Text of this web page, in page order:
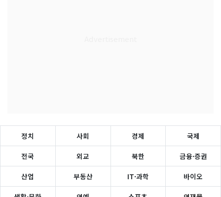
정치 사회 경제 국제
전국 외교 북한 금융·증권
산업 부동산 IT·과학 바이오